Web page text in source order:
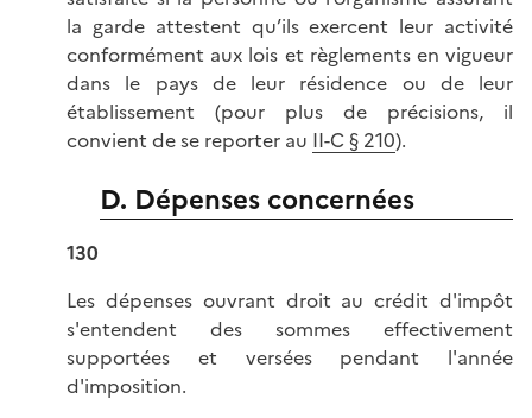
la garde attestent qu’ils exercent leur activité
conformément aux lois et règlements en vigueur
dans le pays de leur résidence ou de leur
établissement (pour plus de précisions, il
convient de se reporter au II-C § 210).
D. Dépenses concernées
130
Les dépenses ouvrant droit au crédit d'impôt
s'entendent des sommes effectivement
supportées et versées pendant l'année
d'imposition.